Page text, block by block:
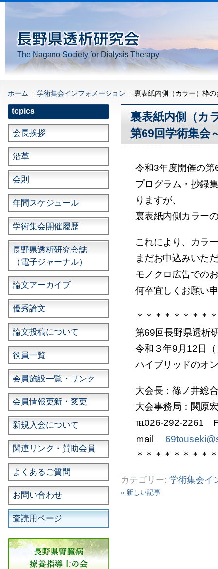
The Nagano Society for Dialysis Therapy
ホーム 学術集会インフォメーション 裏表紙内側（カラー）枠
裏表紙内側（カ
第69回学術集会
令和3年度開催の
プログラム・抄録
りますが、
裏表紙内側カラー
これにより、カラ
まだお申込みいた
モノクロ広告での
何卒宜しくお願い
＊＊＊＊＊＊＊＊
第69回長野県透析
令和３年9月12日
ハイブリッドのオ
大会長：篠ノ井総
大会事務局：関原
℡026-292-2261
ｍail
＊＊＊＊＊＊＊＊
カテゴリー: 学術集会イ
« 新しい記事
topics
会長挨拶
沿革
会則
年間スケジュール
学術集会開催履歴
長野県透析研究会誌
（電子ジャーナル）
論文アーカイブ
優秀論文
論文投稿について
役員一覧
会員施設一覧・リンク
会員情報更新・変更
新規入会について
関連リンク・賛助会員
よくあるご質問
お問い合わせ
査読用ページ